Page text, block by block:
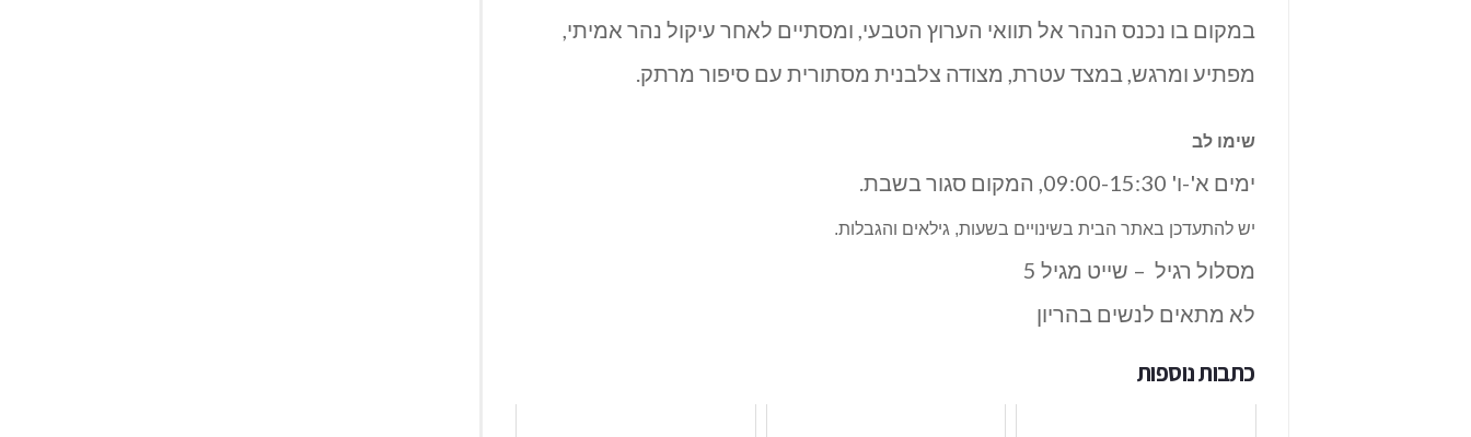
במקום בו נכנס הנהר אל תוואי הערוץ הטבעי, ומסתיים לאחר עיקול נהר אמיתי,
מפתיע ומרגש, במצד עטרת, מצודה צלבנית מסתורית עם סיפור מרתק.
שימו לב
ימים א'-ו' 09:00-15:30, המקום סגור בשבת.
יש להתעדכן באתר הבית בשינויים בשעות, גילאים והגבלות.
מסלול רגיל – שייט מגיל 5
לא מתאים לנשים בהריון
כתבות נוספות